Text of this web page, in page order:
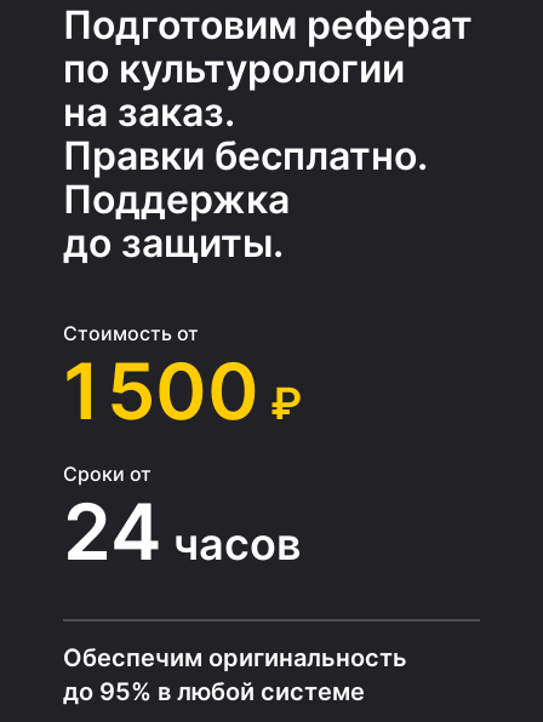
Подготовим реферат
по культурологии
на заказ.
Правки бесплатно.
Поддержка
до защиты.
Стоимость от
1 500 ₽
Сроки от
24 часов
Обеспечим оригинальность
до 95% в любой системе